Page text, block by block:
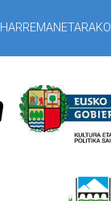
HARREMANETARAKO